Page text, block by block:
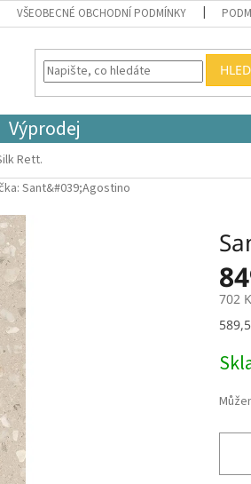
VŠEOBECNÉ OBCHODNÍ PODMÍNKY
Výprodej
Rett.
Sant&#039;Agostino
702